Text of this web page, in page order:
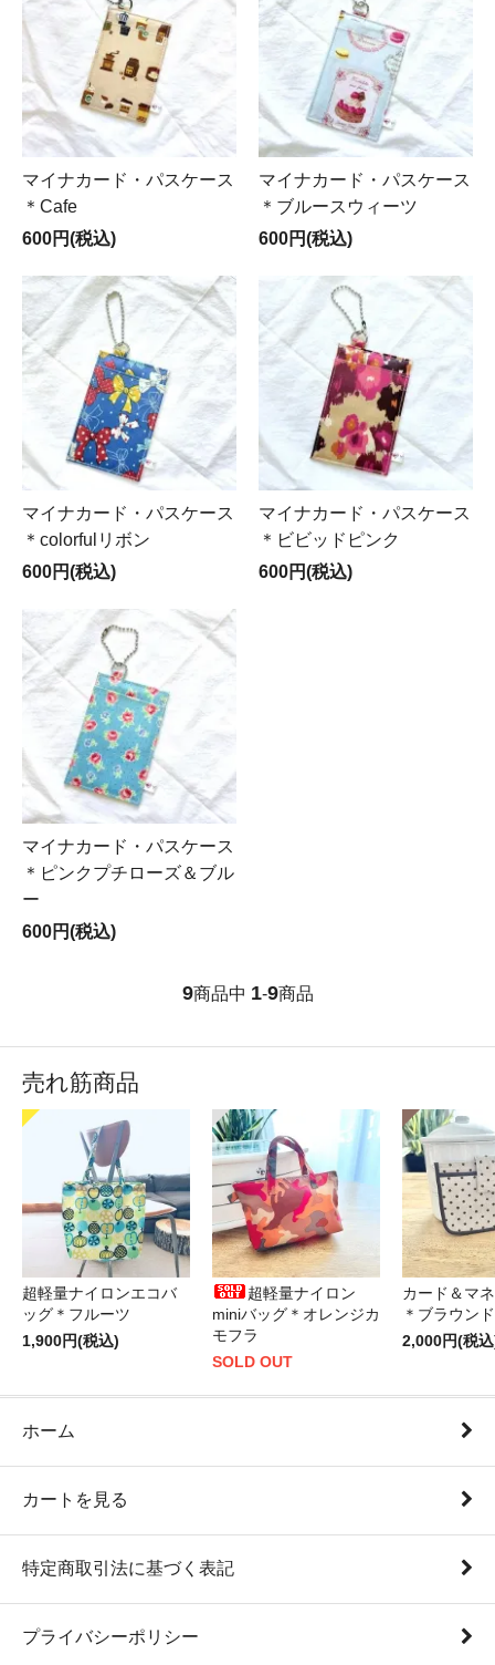
マイナカード・パスケース
＊Cafe
600円(税込)
マイナカード・パスケース
＊ブルースウィーツ
600円(税込)
マイナカード・パスケース
＊colorfulリボン
600円(税込)
マイナカード・パスケース
＊ビビッドピンク
600円(税込)
マイナカード・パスケース
＊ピンクプチローズ＆ブル
ー
600円(税込)
9商品中 1-9商品
売れ筋商品
超軽量ナイロンエコバ
ッグ＊フルーツ
1,900円(税込)
超軽量ナイロン
miniバッグ＊オレンジカ
モフラ
SOLD OUT
カード＆マ
＊ブラウン
2,000円(税
ホーム
カートを見る
特定商取引法に基づく表記
プライバシーポリシー